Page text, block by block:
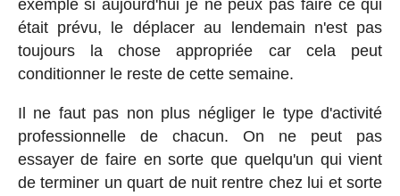
exemple si aujourd'hui je ne peux pas faire ce qui
était prévu, le déplacer au lendemain n'est pas
toujours la chose appropriée car cela peut
conditionner le reste de cette semaine.
Il ne faut pas non plus négliger le type d'activité
professionnelle de chacun. On ne peut pas
essayer de faire en sorte que quelqu'un qui vient
de terminer un quart de nuit rentre chez lui et sorte